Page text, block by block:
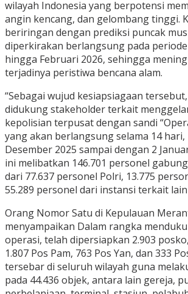
wilayah Indonesia yang berpotensi
angin kencang, dan gelombang tinggi.
beriringan dengan prediksi puncak
diperkirakan berlangsung pada
hingga Februari 2026, sehingga
terjadinya peristiwa bencana alam.
“Sebagai wujud kesiapsiagaan
didukung stakeholder terkait
kepolisian terpusat dengan sandi
yang akan berlangsung selama 14
Desember 2025 sampai dengan 2
ini melibatkan 146.701 personel
dari 77.637 personel Polri, 13.775
55.289 personel dari instansi terkait
Orang Nomor Satu di Kepulauan
menyampaikan Dalam rangka
operasi, telah dipersiapkan 2.903
1.807 Pos Pam, 763 Pos Yan, dan 333
tersebar di seluruh wilayah guna
pada 44.436 objek, antara lain gereja,